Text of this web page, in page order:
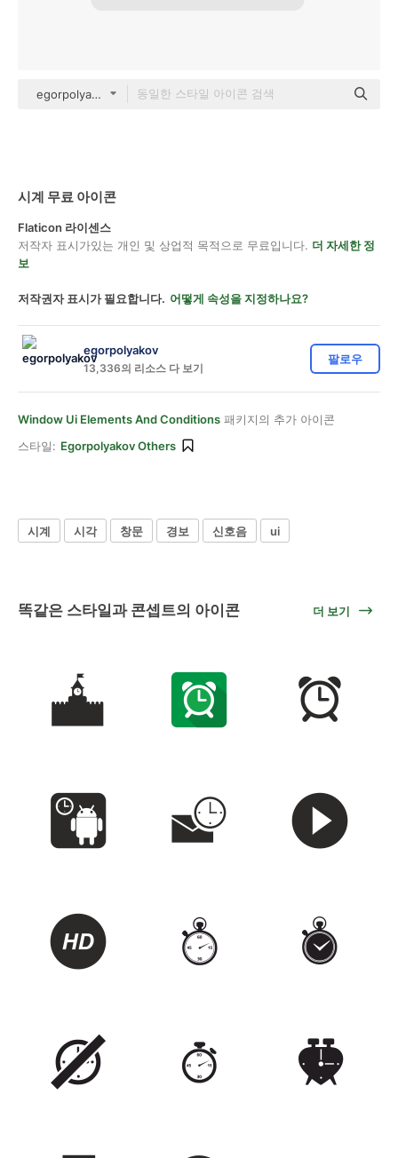
egorpolyakov Others
시계 무료 아이콘
Flaticon 라이센스
저작자 표시가있는 개인 및 상업적 목적으로 무료입니다. 더 자세한 정
보
저작권자 표시가 필요합니다. 어떻게 속성을 지정하나요?
egorpolyakov
13,336의 리소스 다 보기
팔로우
Window Ui Elements And Conditions 패키지의 추가 아이콘
스타일: Egorpolyakov Others
시계 시각 창문 경보 신호음 ui
똑같은 스타일과 콘셉트의 아이콘 더 보기